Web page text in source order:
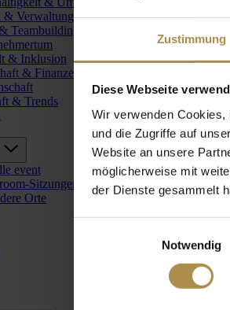
Zustimmung
Diese Webseite
Wir verwenden
und die Zugriffe auf
Website an unsere
möglicherweise mit
der Dienste gesammelt
Notwendig
& Verwaltung
Teambuilding
& Inklusion
& Finanzen
& Trends
event
Sitzungen
Orte